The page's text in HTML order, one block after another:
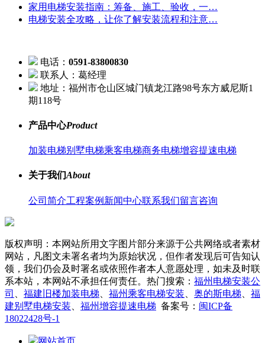
家用电梯安装指南：筹备、施工、验收，一…
电梯安装全攻略，让你了解安装流程和注意…
电话： 0591-83800830
联系人：葛经理
地址：福州市仓山区城门镇龙江路98号东方威尼斯1
期118号
产品中心Product
加装电梯别墅电梯乘客电梯商务电梯增容提速电梯
关于我们About
公司简介工程案例 新闻中心联系我们留言咨询
版权声明：本网站所用文字图片部分来源于公共网络或者素材
网站，凡图文未署名者均为原始状况，但作者发现后可告知认
领，我们仍会及时署名或依照作者本人意愿处理，如未及时联
系本站，本网站不承担任何责任。热门搜索： 福州电梯安装公
司
福建旧楼加装电梯 福州乘客电梯安装 奥的斯电梯
福
建别墅电梯安装
福州增容提速电梯 备案号： 闽ICP备
18022428号-1
网站首页